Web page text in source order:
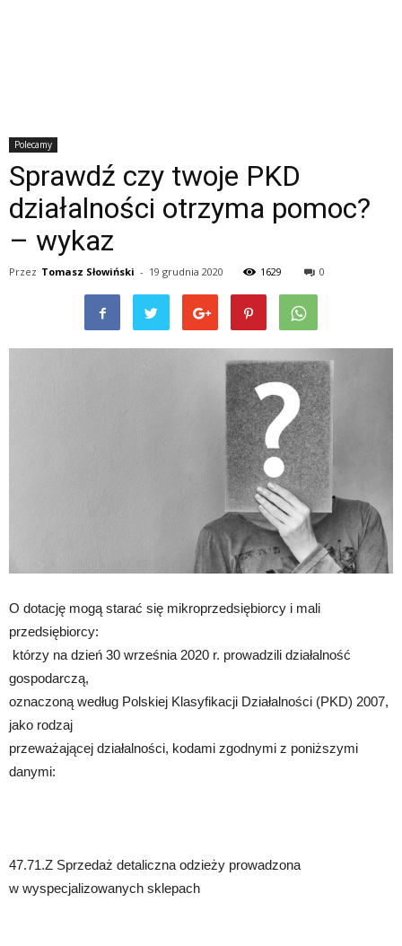
Polecamy
Sprawdź czy twoje PKD
działalności otrzyma pomoc?
– wykaz
Przez Tomasz Słowiński - 19 grudnia 2020 1629 0
O dotację mogą starać się mikroprzedsiębiorcy i mali
przedsiębiorcy:
którzy na dzień 30 września 2020 r. prowadzili działalność
gospodarczą,
oznaczoną według Polskiej Klasyfikacji Działalności (PKD) 2007,
jako rodzaj
przeważającej działalności, kodami zgodnymi z poniższymi
danymi:
47.71.Z Sprzedaż detaliczna odzieży prowadzona
w wyspecjalizowanych sklepach